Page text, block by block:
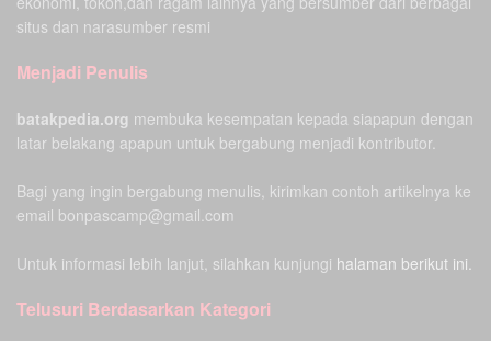
situs dan narasumber resmi
Menjadi Penulis
batakpedia.org membuka kesempatan kepada siapapun dengan
latar belakang apapun untuk bergabung menjadi kontributor.
Bagi yang ingin bergabung menulis, kirimkan contoh artikelnya ke
email bonpascamp@gmail.com
Untuk informasi lebih lanjut, silahkan kunjungi halaman berikut ini.
Telusuri Berdasarkan Kategori